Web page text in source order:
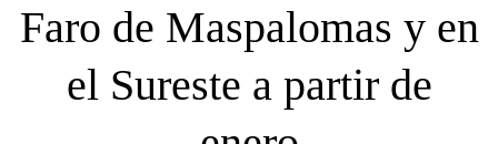
Faro de Maspalomas y en
el Sureste a partir de